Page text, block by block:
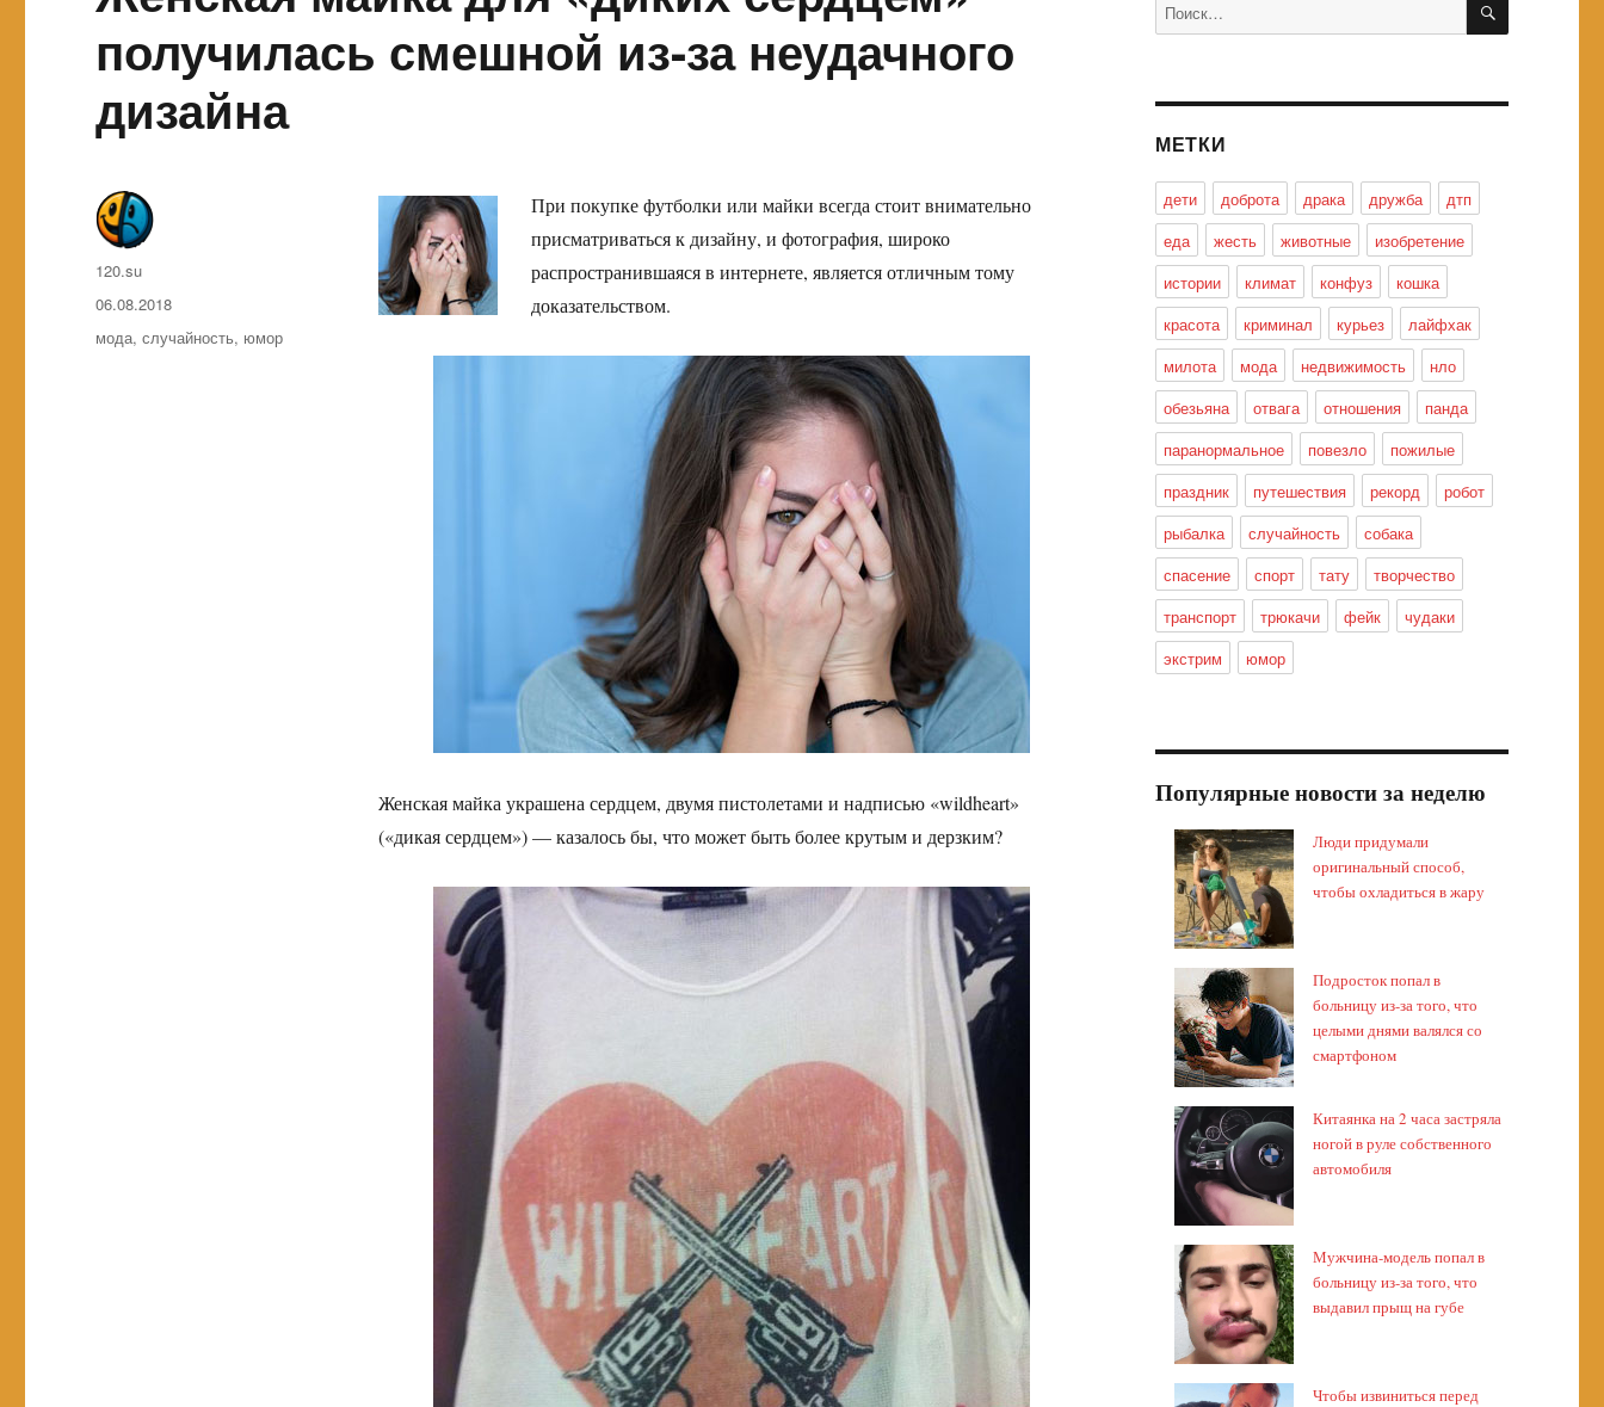
получилась смешной из-за неудачного
дизайна
При покупке футболки или майки всегда стоит внимательно
присматриваться к дизайну, и фотография, широко
распространившаяся в интернете, является отличным тому
доказательством.
Женская майка украшена сердцем, двумя пистолетами и надписью «wildheart»
(«дикая сердцем») — казалось бы, что может быть более крутым и дерзким?
Автор
120.su
Опубликовано
06.08.2018
Метки
мода,случайность, юмор
МЕТКИ
дети доброта драка дружба
дтп
еда
жесть животные
изобретение
истории
климат конфуз
кошка
красота
криминал курьез
лайфхак
милота
мода недвижимость
нло
обезьяна
отвага отношения
панда
паранормальное
повезло
пожилые
праздник
путешествия рекорд
робот
рыбалка
случайность
собака
спасение
спорт тату
творчество
транспорт
трюкачи фейк
чудаки
экстрим
юмор
Популярные новости за неделю
Люди придумали
оригинальный способ,
чтобы охладиться в жару
Подросток попал в
больницу из-за того, что
целыми днями валялся со
смартфоном
Китаянка на 2 часа застряла
ногой в руле собственного
автомобиля
Мужчина-модель попал в
больницу из-за того, что
выдавил прыщ на губе
Чтобы извиниться перед